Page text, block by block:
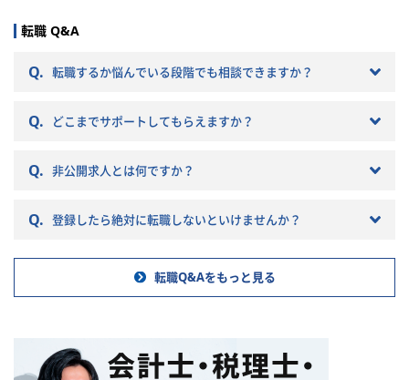
をしていただきます。
ャリアプランに応じて自分に合
った税理士法人を選ぶことが非
税理士法人を選ぶとこんな筈で
税理士法人の特徴や税理士法人
さい。
転職 Q&A
Q. 転職するか悩んでいる段階でも相談できますか？
Q. どこまでサポートしてもらえますか？
Q. 非公開求人とは何ですか？
Q. 登録したら絶対に転職しないといけませんか？
転職Q&Aをもっと見る